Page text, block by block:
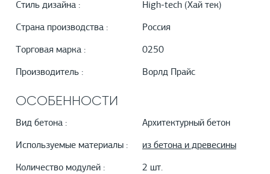
Стиль дизайна : High-tech (Хай тек)
Страна производства : Россия
Торговая марка : 0250
Производитель : Ворлд Прайс
ОСОБЕННОСТИ
Вид бетона : Архитектурный бетон
Используемые материалы : из бетона и древесины
Количество модулей : 2 шт.